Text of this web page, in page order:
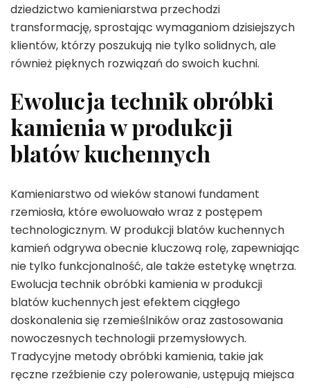
dziedzictwo kamieniarstwa przechodzi
transformację, sprostając wymaganiom dzisiejszych
klientów, którzy poszukują nie tylko solidnych, ale
również pięknych rozwiązań do swoich kuchni.
Ewolucja technik obróbki
kamienia w produkcji
blatów kuchennych
Kamieniarstwo od wieków stanowi fundament
rzemiosła, które ewoluowało wraz z postępem
technologicznym. W produkcji blatów kuchennych
kamień odgrywa obecnie kluczową rolę, zapewniając
nie tylko funkcjonalność, ale także estetykę wnętrza.
Ewolucja technik obróbki kamienia w produkcji
blatów kuchennych jest efektem ciągłego
doskonalenia się rzemieślników oraz zastosowania
nowoczesnych technologii przemysłowych.
Tradycyjne metody obróbki kamienia, takie jak
ręczne rzeźbienie czy polerowanie, ustępują miejsca